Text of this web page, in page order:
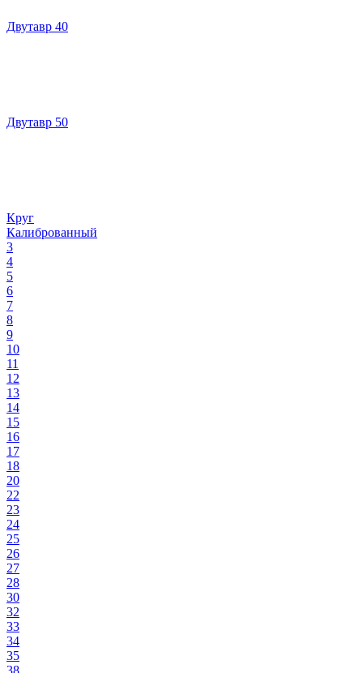
Двутавр 40
Двутавр 50
Круг
Калиброванный
3
4
5
6
7
8
9
10
11
12
13
14
15
16
17
18
20
22
23
24
25
26
27
28
30
32
33
34
35
38